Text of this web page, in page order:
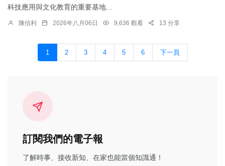
科技應用與文化教育的重要基地...
陳信利 2026年八月06日 9,636 觀看 13 分享
1 2 3 4 5 6 下一頁
訂閱我們的電子報
了解時事、接收新知、在家也能當個知識通！